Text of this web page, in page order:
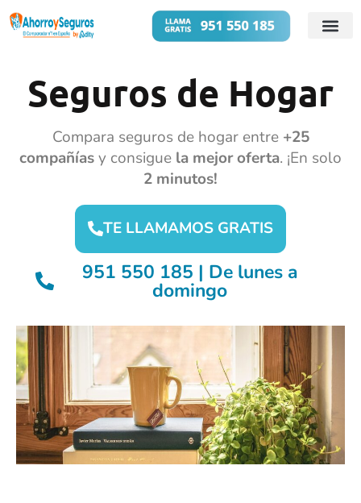
Seguros de Hogar
Compara seguros de hogar entre +25
compañíasy consigue la mejor oferta. ¡En solo
2 minutos!
TE LLAMAMOS GRATIS
951 550 185 | De lunes a
domingo